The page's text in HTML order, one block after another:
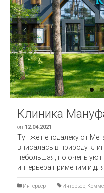
Previous
Клиника
on 12.04.2021
Тут же неподалеку от
вписалась в природу
небольшая, но очень
интерьера применим и
Интерьер Интерьер